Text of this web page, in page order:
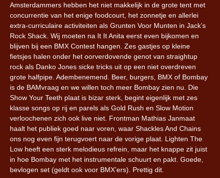
Amsterdammers hebben het niet makkelijk in de grote tent met
concurrentie van het enige foodcourt, het zonnetje en allerlei
extra-curriculaire activiteiten als Grunten Voor Munten in Jack’s
Rock Shack. Wij moeten na It It Anita eerst even bijkomen en
blijven bij een BMX Contest hangen. Zes gastjes op kleine
fietsjes halen onder het oorverdovende genot van straightup
rock als Danko Jones sicke tricks uit op een niet overdreven
grote halfpipe. Adembenemend. Beer, burgers, BMX of Bombay
is de BAMvraag en we willen toch meer Bombay zien nu. Die
Show Your Teeth plaat is bizar sterk, begint eigenlijk met zes
klasse songs op rij en parels als Gold Rush en Slow Motion
verloochenen zich ook live niet. Frontman Mathias Janmaat
haalt het publiek goed naar voren, waar Shackles And Chains
ons nog even fijn terugvoert naar de vorige plaat. Lighten The
Low heeft een sterk melodieus refrein, maar het knappe zit juist
in hoe Bombay met het instrumentale schuurt en pakt. Goede,
bevlogen set (geldt ook voor BMX’ers). Prettig dit.